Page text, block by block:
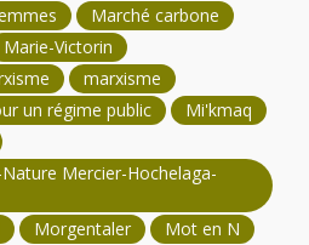
Marché carbone
Marie-Victorin
marxisme
un régime public
Mi'kmaq
Mercier-Hochelaga-
Morgentaler
Mot en N